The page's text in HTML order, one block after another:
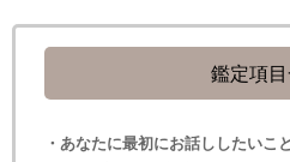
鑑定項
・あなたに最初にお話ししたいこと